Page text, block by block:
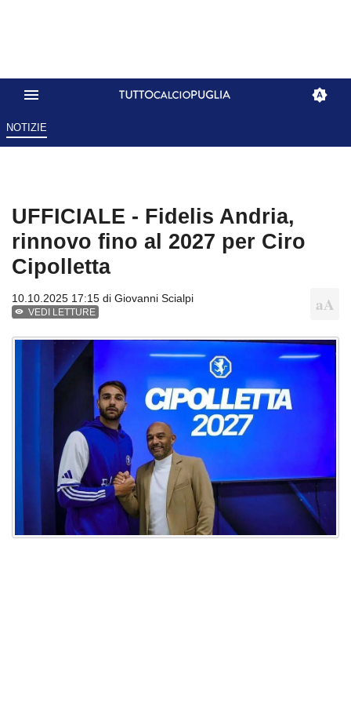
NOTIZIE
UFFICIALE - Fidelis Andria,
rinnovo fino al 2027 per Ciro
Cipolletta
10.10.2025 17:15 di Giovanni Scialpi
VEDI LETTURE